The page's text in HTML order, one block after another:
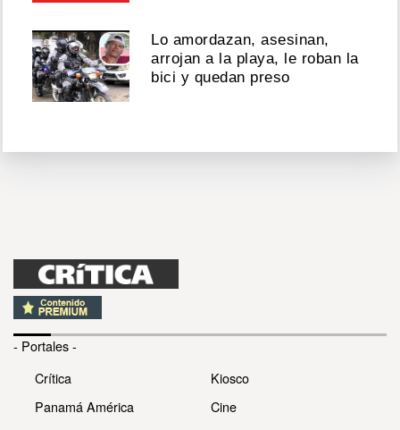
Lo amordazan, asesinan,
arrojan a la playa, le roban la
bici y quedan preso
- Portales -
Crítica
Panamá América
Kiosco
Cine